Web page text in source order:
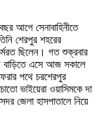
আগে সেনাবাহিনীতে
শেরপুর শহরের
ছিলেন। গত শুক্রবার
বাড়িতে এসে আজ সকালে
পথে চরশেরপুর
ভাইয়েরা ওয়াসিমকে দা
জেলা হাসপাতালে নিয়ে